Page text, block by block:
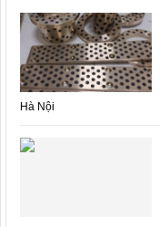
Hà Nội